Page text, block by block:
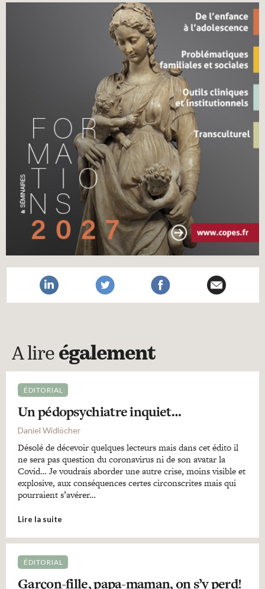
A lire également
ÉDITORIAL
Un pédopsychiatre inquiet…
Daniel Widlöcher
Désolé de décevoir quelques lecteurs mais dans cet édito il
ne sera pas question du coronavirus ni de son avatar la
Covid… Je voudrais aborder une autre crise, moins visible et
explosive, aux conséquences certes circonscrites mais qui
pourraient s’avérer…
Lire la suite
ÉDITORIAL
Garçon-fille, papa-maman, on s’y perd!